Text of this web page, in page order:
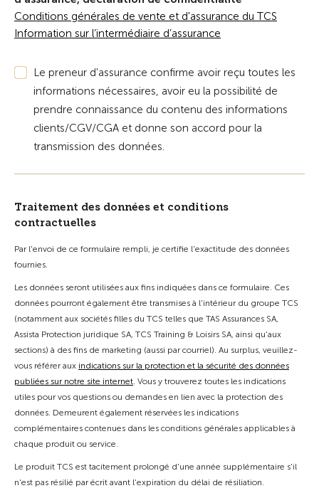
Conditions générales de vente et d'assurance du TCS
Information sur l’intermédiaire d’assurance
Le preneur d'assurance confirme avoir reçu toutes les
informations nécessaires, avoir eu la possibilité de
prendre connaissance du contenu des informations
clients/CGV/CGA et donne son accord pour la
transmission des données.
Traitement des données et conditions
contractuelles
Par l'envoi de ce formulaire rempli, je certifie l'exactitude des données
fournies.
Les données seront utilisées aux fins indiquées dans ce formulaire. Ces
données pourront également être transmises à l'intérieur du groupe TCS
(notamment aux sociétés filles du TCS telles que TAS Assurances SA,
Assista Protection juridique SA, TCS Training & Loisirs SA, ainsi qu'aux
sections) à des fins de marketing (aussi par courriel). Au surplus, veuillez-
vous référer aux indications sur la protection et la sécurité des données
publiées sur notre site internet. Vous y trouverez toutes les indications
utiles pour vos questions ou demandes en lien avec la protection des
données. Demeurent également réservées les indications
complémentaires contenues dans les conditions générales applicables à
chaque produit ou service.
Le produit TCS est tacitement prolongé d'une année supplémentaire s'il
n'est pas résilié par écrit avant l'expiration du délai de résiliation.